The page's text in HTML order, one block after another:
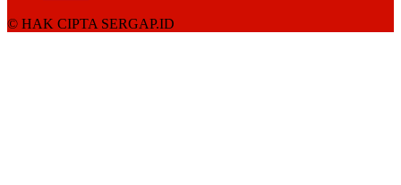
© HAK CIPTA SERGAP.ID